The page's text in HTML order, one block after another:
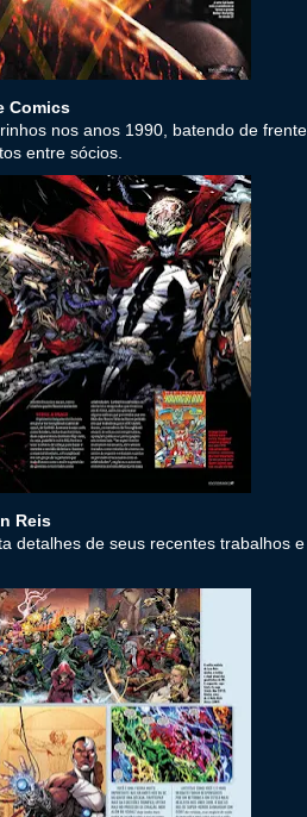
Comics
nos anos 1990, batendo de
entre sócios.
Reis
detalhes de seus recentes trabalhos